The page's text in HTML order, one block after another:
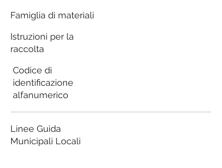
Famiglia di materiali
Istruzioni per la
raccolta
Codice di
identificazione
alfanumerico
Linee Guida
Municipali Locali